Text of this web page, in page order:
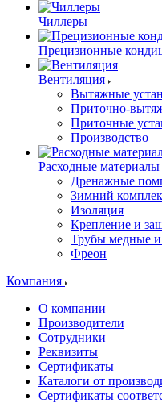
Чиллеры
Прецизионные
Вентиляция
Вытяжные
Приточно-
Приточные
Производство
Расходные материалы
Дренажные
Зимний
Изоляция
Крепление и
Трубы медные
Фреон
Компания
О компании
Производители
Сотрудники
Реквизиты
Сертификаты
Каталоги от
Сертификаты